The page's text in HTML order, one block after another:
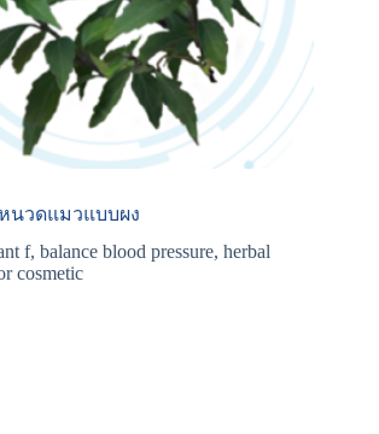
นวดแมวแบบผง
f, balance blood pressure, herbal
cosmetic